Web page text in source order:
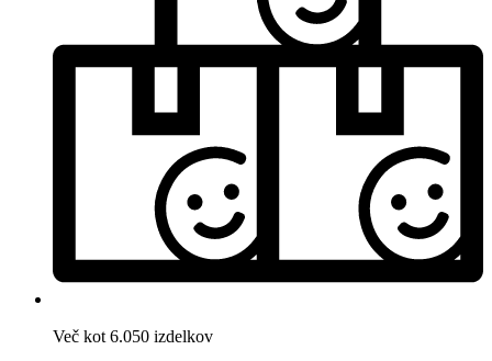
Več kot 6.050 izdelkov